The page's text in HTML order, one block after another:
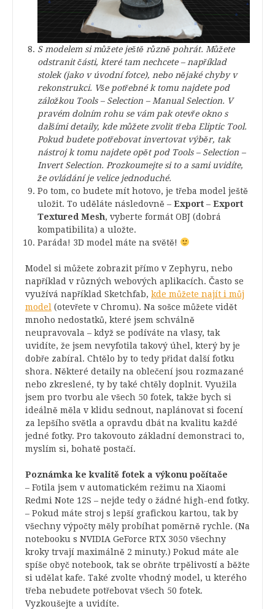
S modelem si můžete ještě různě pohrát. Můžete
odstranit části, které tam nechcete – například
stolek (jako v úvodní fotce), nebo nějaké chyby v
rekonstrukci. Vše potřebné k tomu najdete pod
záložkou Tools – Selection – Manual Selection. V
pravém dolním rohu se vám pak otevře okno s
dalšími detaily, kde můžete zvolit třeba Eliptic Tool.
Pokud budete potřebovat invertovat výběr, tak
nástroj k tomu najdete opět pod Tools – Selection –
Invert Selection. Prozkoumejte si to a sami uvidíte,
že ovládání je velice jednoduché.
Po tom, co budete mít hotovo, je třeba model ještě
uložit. To uděláte následovně – Export – Export
Textured Mesh, vyberte formát OBJ (dobrá
kompatibilita) a uložte.
Paráda! 3D model máte na světě!
Model si můžete zobrazit přímo v Zephyru, nebo
například v různých webových aplikacích. Často se
využívá například Sketchfab, kde můžete najít i můj
model (otevřete v Chromu). Na sošce můžete vidět
mnoho nedostatků, které jsem schválně
neupravovala – když se podíváte na vlasy, tak
uvidíte, že jsem nevyfotila takový úhel, který by je
dobře zabíral. Chtělo by to tedy přidat další fotku
shora. Některé detaily na oblečení jsou rozmazané
nebo zkreslené, ty by také chtěly doplnit. Využila
jsem pro tvorbu ale všech 50 fotek, takže bych si
ideálně měla v klidu sednout, naplánovat si focení
za lepšího světla a opravdu dbát na kvalitu každé
jedné fotky. Pro takovouto základní demonstraci to,
myslím si, bohatě postačí.
Poznámka ke kvalitě fotek a výkonu počítače
– Fotila jsem v automatickém režimu na Xiaomi
Redmi Note 12S – nejde tedy o žádné high-end fotky.
– Pokud máte stroj s lepší grafickou kartou, tak by
všechny výpočty měly probíhat poměrně rychle. (Na
notebooku s NVIDIA GeForce RTX 3050 všechny
kroky trvají maximálně 2 minuty.) Pokud máte ale
spíše obyč notebook, tak se obrňte trpělivostí a běžte
si udělat kafe. Také zvolte vhodný model, u kterého
třeba nebudete potřebovat všech 50 fotek.
Vyzkoušejte a uvidíte.